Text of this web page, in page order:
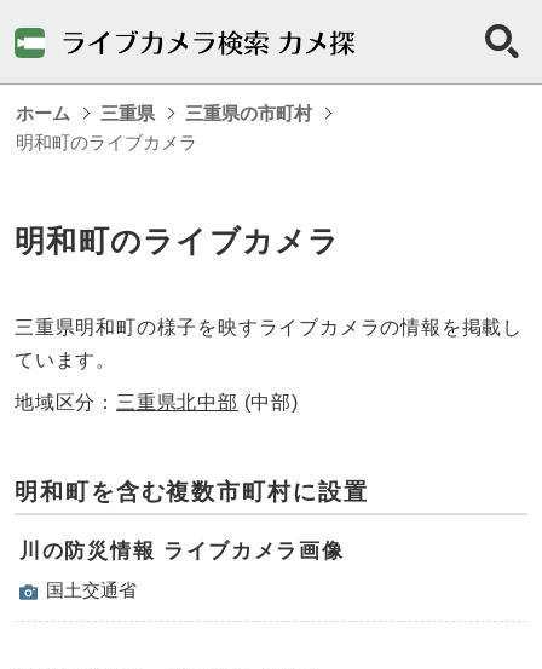
ホーム 三重県
三重県の市町村
明和町のライブカメラ
明和町のライブカメラ
三重県明和町の様子を映すライブカメラの情報を掲載し
ています。
地域区分： 三重県北中部 (中部)
明和町を含む複数市町村に設置
川の防災情報 ライブカメラ画像
国土交通省